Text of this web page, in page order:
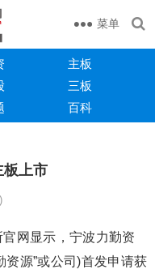
菜单
主板
三板
百科
板上市
网显示，宁波力勤资
资源”或公司)首发申请获